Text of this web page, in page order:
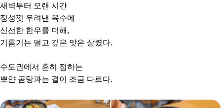
새벽부터 오랜 시간
정성껏 우려낸 육수에
신선한 한우를 더해,
기름기는 덜고 깊은 맛은 살렸다.
수도권에서 흔히 접하는
뽀얀 곰탕과는 결이 조금 다르다.